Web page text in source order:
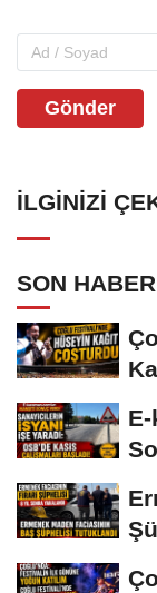
Gönder
İLGINIZI
SON